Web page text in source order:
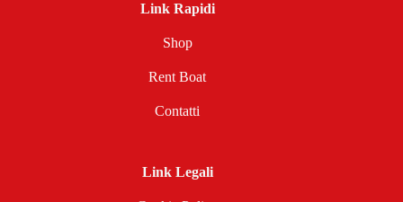
Link Rapidi
Shop
Rent Boat
Contatti
Link Legali